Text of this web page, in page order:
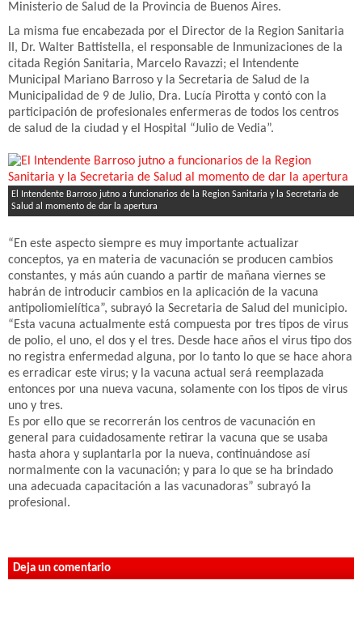
Ministerio de Salud de la Provincia de Buenos Aires.
La misma fue encabezada por el Director de la Region Sanitaria
II, Dr. Walter Battistella, el responsable de Inmunizaciones de la
citada Región Sanitaria, Marcelo Ravazzi; el Intendente
Municipal Mariano Barroso y la Secretaria de Salud de la
Municipalidad de 9 de Julio, Dra. Lucía Pirotta y contó con la
participación de profesionales enfermeras de todos los centros
de salud de la ciudad y el Hospital “Julio de Vedia”.
El Intendente Barroso jutno a funcionarios de la Region Sanitaria y la Secretaria de
Salud al momento de dar la apertura
“En este aspecto siempre es muy importante actualizar
conceptos, ya en materia de vacunación se producen cambios
constantes, y más aún cuando a partir de mañana viernes se
habrán de introducir cambios en la aplicación de la vacuna
antipoliomielítica”, subrayó la Secretaria de Salud del municipio.
“Esta vacuna actualmente está compuesta por tres tipos de virus
de polio, el uno, el dos y el tres. Desde hace años el virus tipo dos
no registra enfermedad alguna, por lo tanto lo que se hace ahora
es erradicar este virus; y la vacuna actual será reemplazada
entonces por una nueva vacuna, solamente con los tipos de virus
uno y tres.
Es por ello que se recorrerán los centros de vacunación en
general para cuidadosamente retirar la vacuna que se usaba
hasta ahora y suplantarla por la nueva, continuándose así
normalmente con la vacunación; y para lo que se ha brindado
una adecuada capacitación a las vacunadoras” subrayó la
profesional.
Deja un comentario